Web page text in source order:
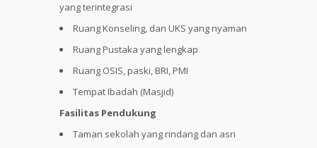
yang terintegrasi
Ruang Konseling, dan UKS yang nyaman
Ruang Pustaka yang lengkap
Ruang OSIS, paski, BRI, PMI
Tempat Ibadah (Masjid)
Fasilitas Pendukung
Taman sekolah yang rindang dan asri